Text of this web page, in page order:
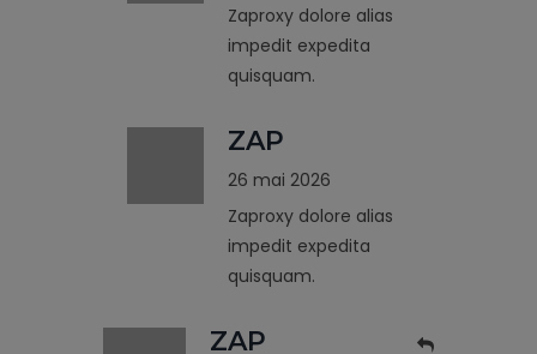
Zaproxy dolore alias
impedit expedita
quisquam.
ZAP
26 mai 2026
Zaproxy dolore alias
impedit expedita
quisquam.
ZAP